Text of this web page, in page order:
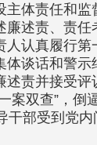
体责任和监
廉述责、责任
人认真履行
体谈话和警示
述责并接受
案双查”，倒
干部受到党内